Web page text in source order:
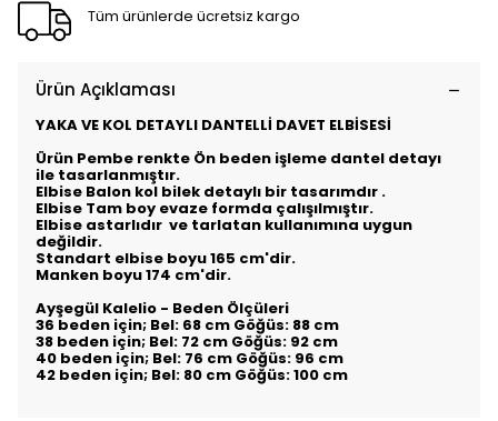
Tüm ürünlerde ücretsiz kargo
Ürün Açıklaması
YAKA VE KOL DETAYLI DANTELLİ DAVET ELBİSESİ
Ürün Pembe renkte Ön beden işleme dantel detayı
ile tasarlanmıştır.
Elbise Balon kol bilek detaylı bir tasarımdır .
Elbise Tam boy evaze formda çalışılmıştır.
Elbise astarlıdır ve tarlatan kullanımına uygun
değildir.
Standart elbise boyu 165 cm'dir.
Manken boyu 174 cm'dir.
Ayşegül Kalelio - Beden Ölçüleri
36 beden için; Bel: 68 cm Göğüs: 88 cm
38 beden için; Bel: 72 cm Göğüs: 92 cm
40 beden için; Bel: 76 cm Göğüs: 96 cm
42 beden için; Bel: 80 cm Göğüs: 100 cm